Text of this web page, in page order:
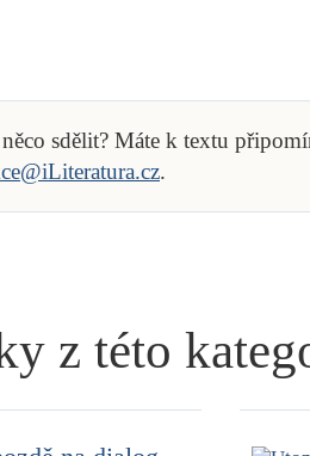
sdělit? Máte k textu
.
z této